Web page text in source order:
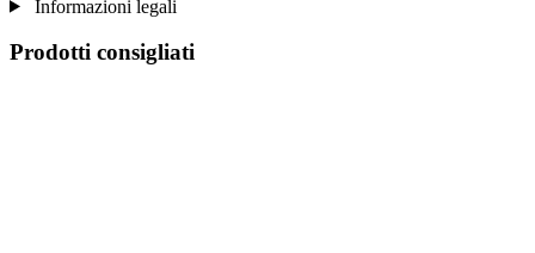
Informazioni legali
Prodotti consigliati